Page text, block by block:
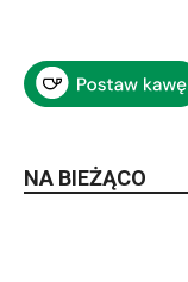
NA BIEŻĄCO